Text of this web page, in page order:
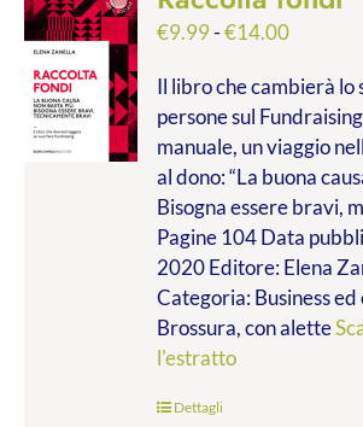
€9.99-€14.00Fascia
prezzo:
da
€9.99
a
€14.00
Il libro che cambierà lo
persone sul
manuale, un viaggio
al dono: “La buona
Bisogna essere bravi,
Pagine 104 Data
2020 Editore: Elena
Categoria: Business ed
Brossura, con alette
l'estratto
Dettagli